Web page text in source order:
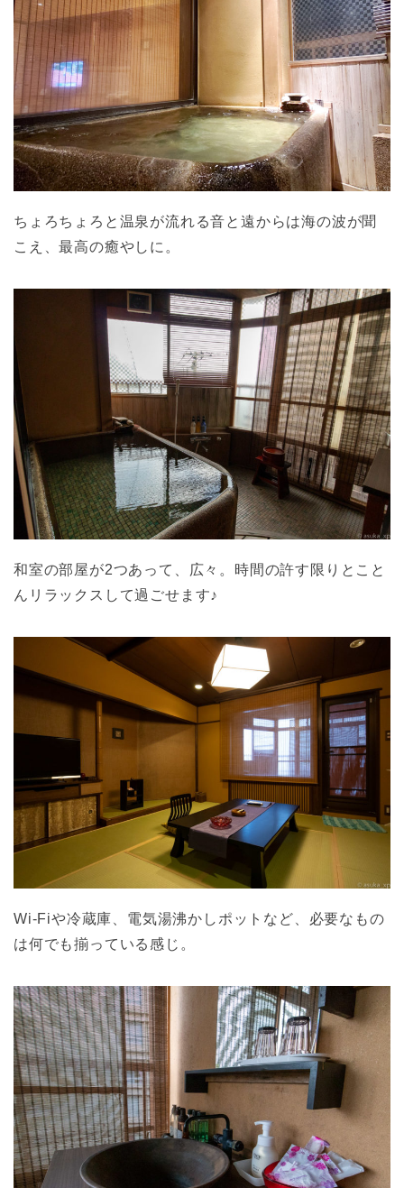
ちょろちょろと温泉が流れる音と遠からは海の波が聞
こえ、最高の癒やしに。
和室の部屋が2つあって、広々。時間の許す限りとこと
んリラックスして過ごせます♪
Wi-Fiや冷蔵庫、電気湯沸かしポットなど、必要なもの
は何でも揃っている感じ。